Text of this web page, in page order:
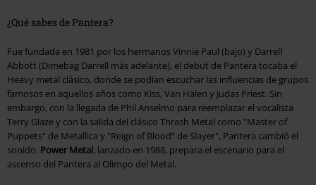
¿Qué sabes de Pantera?
Fue fundada en 1981 por los hermanos Vinnie Paul (bajo) y Darrell
Abbott (Dimebag Darrell más adelante), el debut de Pantera tocaba el
Heavy metal clásico, donde se podían escuchar las influencias de grupos
famosos en aquellos años como Kiss, Van Halen y Judas Priest. Sin
embargo, con la llegada de Phil Anselmo para reemplazar el vocalista
Terry Glaze y con la salida del clásico Thrash Metal como "Master of
Puppets" de Metallica y "Reign of Blood" de Slayer", Pantera cambió el
sonido. Power Metal, lanzado en 1988, prepara el escenario para el
ascenso del Pantera al Olimpo del Metal.